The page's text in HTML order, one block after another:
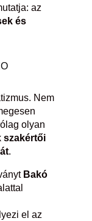
az
és
Nem
olyan
szakértői
.
Bakó
el az